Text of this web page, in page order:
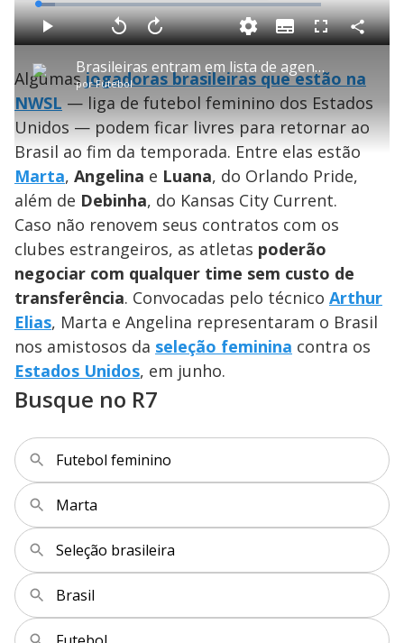
Opens in new window
P
l
a
y
V
i
d
e
o
Brasileiras entram em lista de agentes livres da NWSL
porFutebol
P V
t
a
r
0
e
g
n
d
o
s
A
n
ç
a
1
s
u
n
o
s
M
u
d
o
L
o
a
d
e
.
1
5
%
S
u
b
i
t
l
s
F
l
s
c
e
n
C
o
a
r
i
l
a
Algumasjogadoras brasileiras que estão na
NWSL — liga de futebol feminino dos Estados
Unidos — podem ficar livres para retornar ao
Brasil ao fim da temporada. Entre elas estão
Marta, Angelina e Luana, do Orlando Pride,
além de Debinha, do Kansas City Current.
Caso não renovem seus contratos com os
clubes estrangeiros, as atletas poderão
negociar com qualquer time sem custo de
transferência. Convocadas pelo técnico Arthur
Elias, Marta e Angelina representaram o Brasil
nos amistosos da seleção feminina contra os
Estados Unidos, em junho.
Busque no R7
Futebol feminino
Marta
Seleção brasileira
Brasil